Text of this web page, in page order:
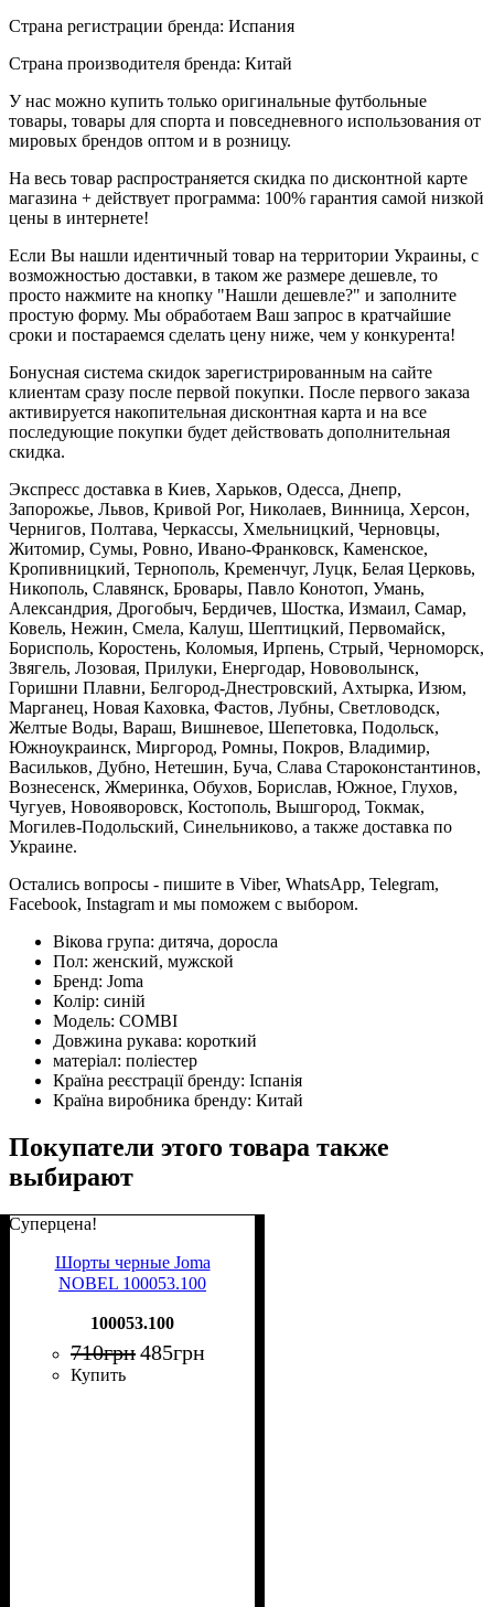
Страна регистрации бренда: Испания
Страна производителя бренда: Китай
У нас можно купить только оригинальные футбольные
товары, товары для спорта и повседневного использования от
мировых брендов оптом и в розницу.
На весь товар распространяется скидка по дисконтной карте
магазина + действует программа: 100% гарантия самой низкой
цены в интернете!
Если Вы нашли идентичный товар на территории Украины, с
возможностью доставки, в таком же размере дешевле, то
просто нажмите на кнопку "Нашли дешевле?" и заполните
простую форму. Мы обработаем Ваш запрос в кратчайшие
сроки и постараемся сделать цену ниже, чем у конкурента!
Бонусная система скидок зарегистрированным на сайте
клиентам сразу после первой покупки. После первого заказа
активируется накопительная дисконтная карта и на все
последующие покупки будет действовать дополнительная
скидка.
Экспресс доставка в Киев, Харьков, Одесса, Днепр,
Запорожье, Львов, Кривой Рог, Николаев, Винница, Херсон,
Чернигов, Полтава, Черкассы, Хмельницкий, Черновцы,
Житомир, Сумы, Ровно, Ивано-Франковск, Каменское,
Кропивницкий, Тернополь, Кременчуг, Луцк, Белая Церковь,
Никополь, Славянск, Бровары, Павло Конотоп, Умань,
Александрия, Дрогобыч, Бердичев, Шостка, Измаил, Самар,
Ковель, Нежин, Смела, Калуш, Шептицкий, Первомайск,
Борисполь, Коростень, Коломыя, Ирпень, Стрый, Черноморск,
Звягель, Лозовая, Прилуки, Енергодар, Нововолынск,
Горишни Плавни, Белгород-Днестровский, Ахтырка, Изюм,
Марганец, Новая Каховка, Фастов, Лубны, Светловодск,
Желтые Воды, Вараш, Вишневое, Шепетовка, Подольск,
Южноукраинск, Миргород, Ромны, Покров, Владимир,
Васильков, Дубно, Нетешин, Буча, Слава Староконстантинов,
Вознесенск, Жмеринка, Обухов, Борислав, Южное, Глухов,
Чугуев, Новояворовск, Костополь, Вышгород, Токмак,
Могилев-Подольский, Синельниково, а также доставка по
Украине.
Остались вопросы - пишите в Viber, WhatsApp, Telegram,
Facebook, Instagram и мы поможем с выбором.
Вікова група: дитяча, доросла
Пол: женский, мужской
Бренд: Joma
Колір: синій
Модель: COMBI
Довжина рукава: короткий
матеріал: поліестер
Країна реєстрації бренду: Іспанія
Країна виробника бренду: Китай
Покупатели этого товара также
выбирают
Суперцена!
Шорты черные Joma
NOBEL 100053.100
100053.100
710грн485грн
Купить